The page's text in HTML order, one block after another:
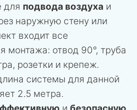
для подвода воздуха и
наружную стену или
входит все
монтажа: отвод 90°, труба
розетки и крепеж.
системы для данной
2.5 метра.